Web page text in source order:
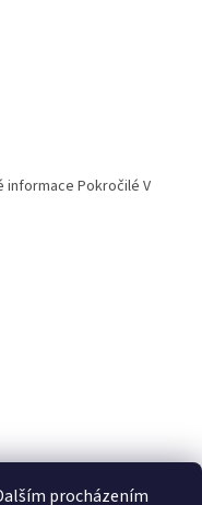
procházením
informace Pokročilé V